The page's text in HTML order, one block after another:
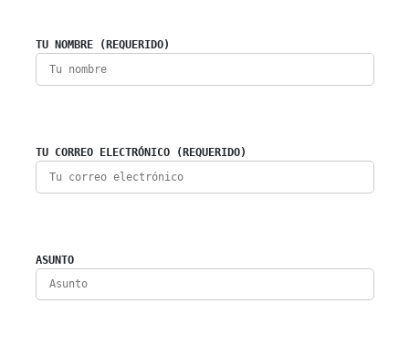
TU NOMBRE (REQUERIDO)
TU CORREO ELECTRÓNICO (REQUERIDO)
ASUNTO